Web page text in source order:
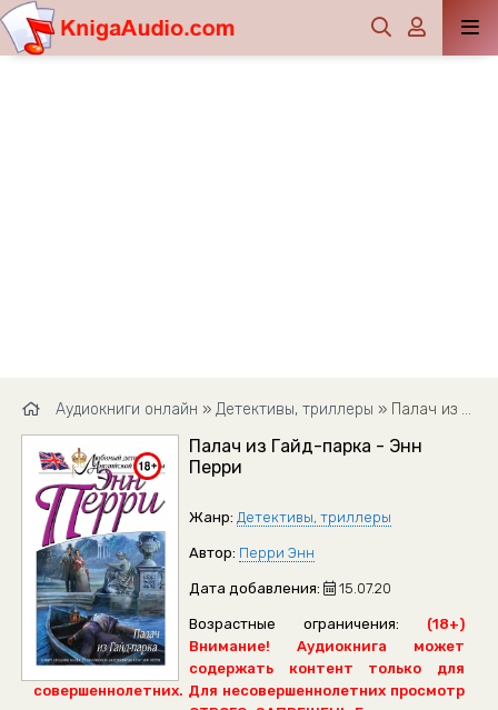
Аудиокниги онлайн » Детективы, триллеры » Палач из Гайд-парка - Энн Перри
Палач из Гайд-парка - Энн
Перри
Жанр: Детективы, триллеры
Автор: Перри Энн
Дата добавления: 15.07.20
Возрастные ограничения:
(18+)
Внимание! Аудиокнига может
содержать контент только для
совершеннолетних. Для несовершеннолетних просмотр